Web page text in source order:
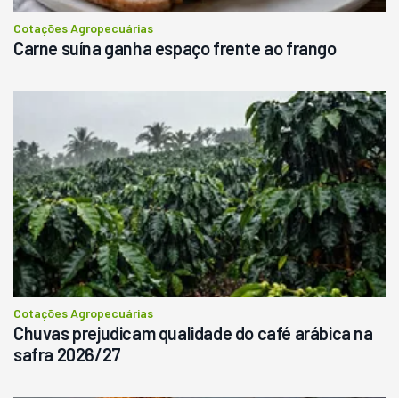
Consultar
Cotações Agropecuárias
Carne suína ganha espaço frente ao frango
Cotações Agropecuárias
Chuvas prejudicam qualidade do café arábica na
safra 2026/27